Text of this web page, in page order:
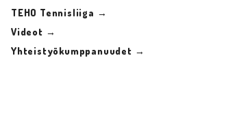
TEHO Tennisliiga →
Videot →
Yhteistyökumppanuudet →